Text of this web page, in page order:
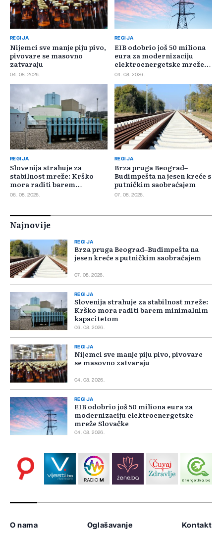
REGIJA
Nijemci sve manje piju pivo,
pivovare se masovno
zatvaraju
04. 08. 2026.
REGIJA
EIB odobrio još 50 miliona
eura za modernizaciju
elektroenergetske mreže
Slovačke
04. 08. 2026.
REGIJA
Slovenija strahuje za
stabilnost mreže: Krško
mora raditi barem
minimalnim kapacitetom
06. 08. 2026.
REGIJA
Brza pruga Beograd–
Budimpešta na jesen kreće s
putničkim saobraćajem
07. 08. 2026.
Najnovije
REGIJA
Brza pruga Beograd–Budimpešta na
jesen kreće s putničkim saobraćajem
07. 08. 2026.
REGIJA
Slovenija strahuje za stabilnost mreže:
Krško mora raditi barem minimalnim
kapacitetom
06. 08. 2026.
REGIJA
Nijemci sve manje piju pivo, pivovare
se masovno zatvaraju
04. 08. 2026.
REGIJA
EIB odobrio još 50 miliona eura za
modernizaciju elektroenergetske
mreže Slovačke
04. 08. 2026.
O nama Oglašavanje Kontakt